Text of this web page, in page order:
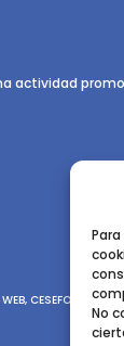
No
actividad
CESEFOR.